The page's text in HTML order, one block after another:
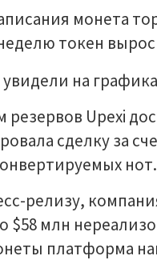
монета
токен вырос
Upexi
сделку за
нот.
релизу,
$58 млн
платформа